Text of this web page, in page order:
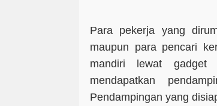
Para pekerja yang
maupun para pencari
mandiri lewat gadget
mendapatkan
Pendampingan yang